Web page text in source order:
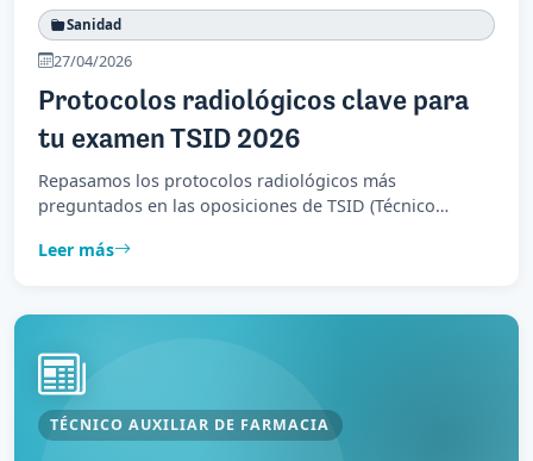
Sanidad
27/04/2026
Protocolos radiológicos clave para
tu examen TSID 2026
Repasamos los protocolos radiológicos más
preguntados en las oposiciones de TSID (Técnico
Leer más
TÉCNICO AUXILIAR DE FARMACIA